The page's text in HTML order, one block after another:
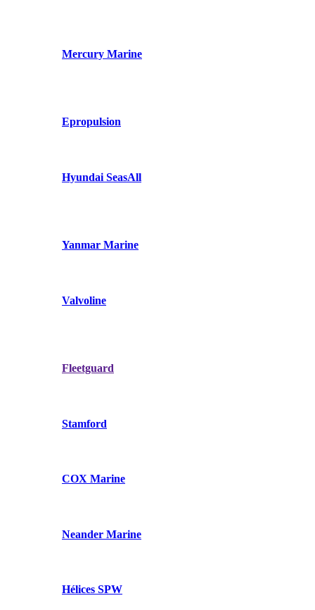
Mercury Marine
Epropulsion
Hyundai SeasAll
Yanmar Marine
Valvoline
Fleetguard
Stamford
COX Marine
Neander Marine
Hélices SPW